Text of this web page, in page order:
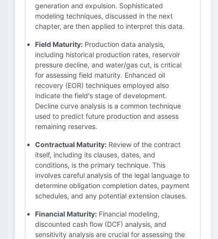
generation and expulsion. Sophisticated
modeling techniques, discussed in the next
chapter, are then applied to interpret this data.
Field Maturity: Production data analysis,
including historical production rates, reservoir
pressure decline, and water/gas cut, is critical
for assessing field maturity. Enhanced oil
recovery (EOR) techniques employed also
indicate the field's stage of development.
Decline curve analysis is a common technique
used to predict future production and assess
remaining reserves.
Contractual Maturity: Review of the contract
itself, including its clauses, dates, and
conditions, is the primary technique. This
involves careful analysis of the legal language to
determine obligation completion dates, payment
schedules, and any potential extension clauses.
Financial Maturity: Financial modeling,
discounted cash flow (DCF) analysis, and
sensitivity analysis are crucial for assessing the